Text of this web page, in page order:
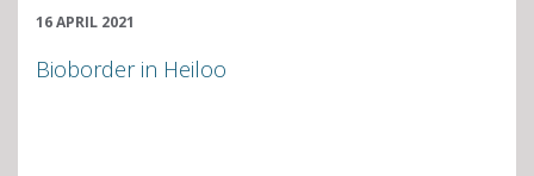
16 APRIL 2021
Bioborder in Heiloo